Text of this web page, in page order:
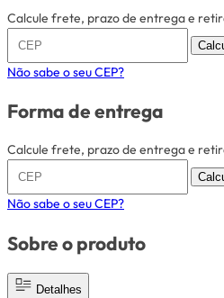
Calcule frete, prazo de entrega e
Não sabe o seu CEP?
Forma de entrega
Calcule frete, prazo de entrega e
Não sabe o seu CEP?
Sobre o produto
Detalhes